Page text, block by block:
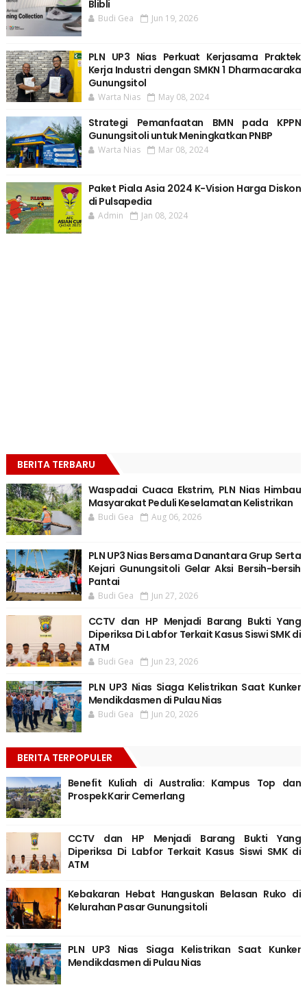
Blibli
Budi Gea Jun 19, 2026
PLN UP3 Nias Perkuat Kerjasama Praktek
Kerja Industri dengan SMKN 1 Dharmacaraka
Gunungsitol
Warta Nias May 08, 2024
Strategi Pemanfaatan BMN pada KPPN
Gunungsitoli untuk Meningkatkan PNBP
Warta Nias Mar 08, 2024
Paket Piala Asia 2024 K-Vision Harga Diskon
di Pulsapedia
Admin Jan 08, 2024
BERITA TERBARU
Waspadai Cuaca Ekstrim, PLN Nias Himbau
Masyarakat Peduli Keselamatan Kelistrikan
Budi Gea Aug 06, 2026
PLN UP3 Nias Bersama Danantara Grup Serta
Kejari Gunungsitoli Gelar Aksi Bersih-bersih
Pantai
Budi Gea Jun 27, 2026
CCTV dan HP Menjadi Barang Bukti Yang
Diperiksa Di Labfor Terkait Kasus Siswi SMK di
ATM
Budi Gea Jun 23, 2026
PLN UP3 Nias Siaga Kelistrikan Saat Kunker
Mendikdasmen di Pulau Nias
Budi Gea Jun 20, 2026
BERITA TERPOPULER
Benefit Kuliah di Australia: Kampus Top dan
Prospek Karir Cemerlang
CCTV dan HP Menjadi Barang Bukti Yang
Diperiksa Di Labfor Terkait Kasus Siswi SMK di
ATM
Kebakaran Hebat Hanguskan Belasan Ruko di
Kelurahan Pasar Gunungsitoli
PLN UP3 Nias Siaga Kelistrikan Saat Kunker
Mendikdasmen di Pulau Nias